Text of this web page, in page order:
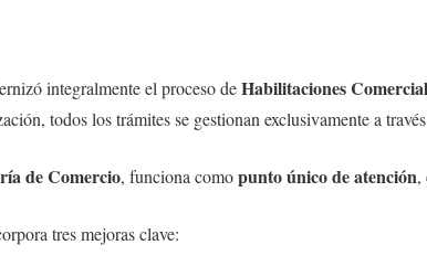
integralmente el proceso deHabilitaciones
todos los trámites se gestionan exclusivamente a
de Comercio, funciona comopunto único de atención,
tres mejoras clave: